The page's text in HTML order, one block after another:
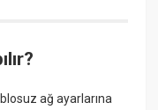
ağ ayarlarına